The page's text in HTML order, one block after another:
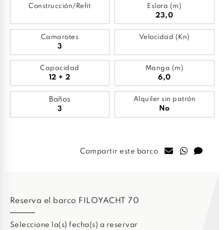
Construcción/Refit Eslora (m)
23,0
Camarotes
3
Velocidad (Kn)
Capacidad
12 + 2
Manga (m)
6,0
Baños
3
Alquiler sin patrón
No
Compartir este barco
Reserva el barco FILOYACHT 70
Seleccione la(s) fecha(s) a reservar